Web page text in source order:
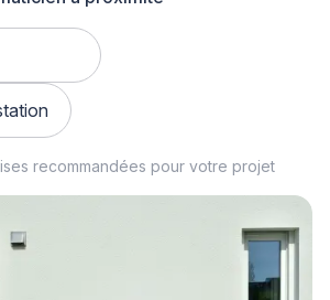
recommandées pour votre projet